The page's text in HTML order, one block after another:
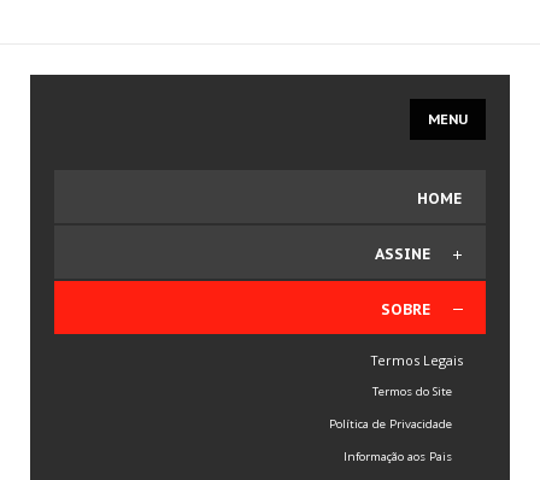
MENU
HOME
ASSINE
Comprar Plano
Editar Dados de Faturamento
Termos e Condições
SOBRE
Termos Legais
Termos do Site
Política de Privacidade
Informação aos Pais